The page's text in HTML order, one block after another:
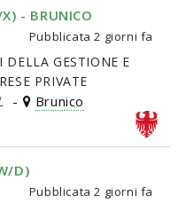
- BRUNICO
Pubblicata2 giorni fa
DELLA GESTIONE E
PRIVATE
- Brunico
D)
Pubblicata2 giorni fa